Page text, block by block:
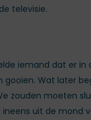
televisie.
iemand dat er
gooien. Wat later
zouden moeten
ineens uit de